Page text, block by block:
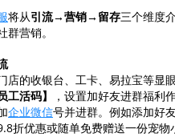
将从引流→营销→留存三个维度
群营销。
店的收银台、工卡、易拉宝等显
工活码】
，设置加好友进群福利
企业微信号并进群。例如添加好
折优惠或随单免费赠送一份宠物